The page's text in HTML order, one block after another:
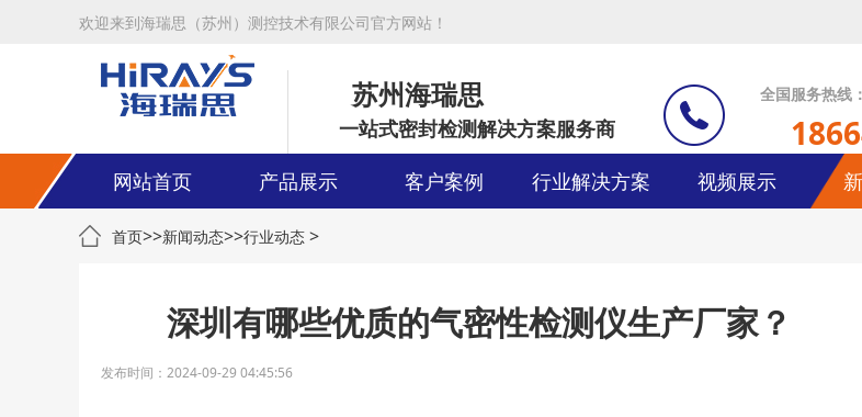
欢迎来到海瑞思（苏州）测控技术有限公司官方网站！
苏州海瑞思
一站式密封检测解决方案服务商
全国服务热线：
网站首页 产品展示 客户案例 行业解决方案 视频展示
首页>>新闻动态>>行业动态 >
深圳有哪些优质的气密性检测仪生产厂家？
发布时间：2024-09-29 04:45:56